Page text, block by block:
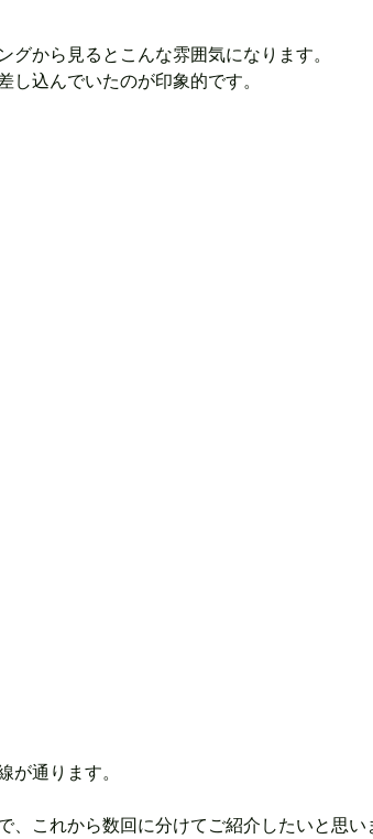
から見るとこんな雰囲気になります。
込んでいたのが印象的です。
が通ります。
これから数回に分けてご紹介したいと思い